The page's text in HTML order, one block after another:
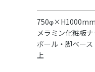
750φ×H1000mm
メラミン化粧板
ポール・脚ベー
上